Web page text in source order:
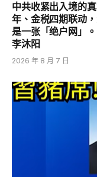
中共收紧出入境的
年、金税四期联动
是一张「绝户网」
李沐阳
2026 年 8 月 7 日